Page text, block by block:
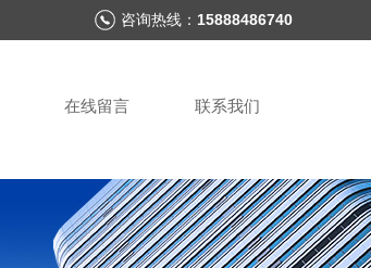
咨询热线： 15888486740
在线留言 联系我们